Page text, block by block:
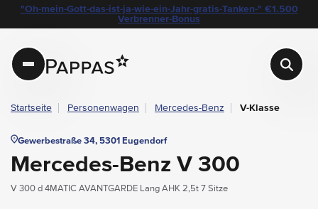
Navigation überspringen
Zum Hauptcontent
Zur Hauptnavigation springen
layout.table-of-content
Technische Daten
Fahrzeugausstattung
Leasing
Beispielangebot
Standort & Ansprechpartner
Das könnte Sie auch interessieren
Angebote & Aktionen bei Pappas
"Oh-mein-Gott-das-ist-ja-wie-ein-Jahr-gratis-Tanken-" €1.500
Verbrenner-Bonus
Pappas
Startseite Personenwagen Mercedes-Benz V-Klasse
Gewerbestraße 34, 5301 Eugendorf
Mercedes-Benz V 300
V 300 d 4MATIC AVANTGARDE Lang AHK 2,5t 7 Sitze